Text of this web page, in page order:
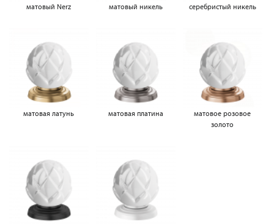
матовый Nerz матовый никель серебристый никель
матовая латунь матовая платина
матовое розовое
золото